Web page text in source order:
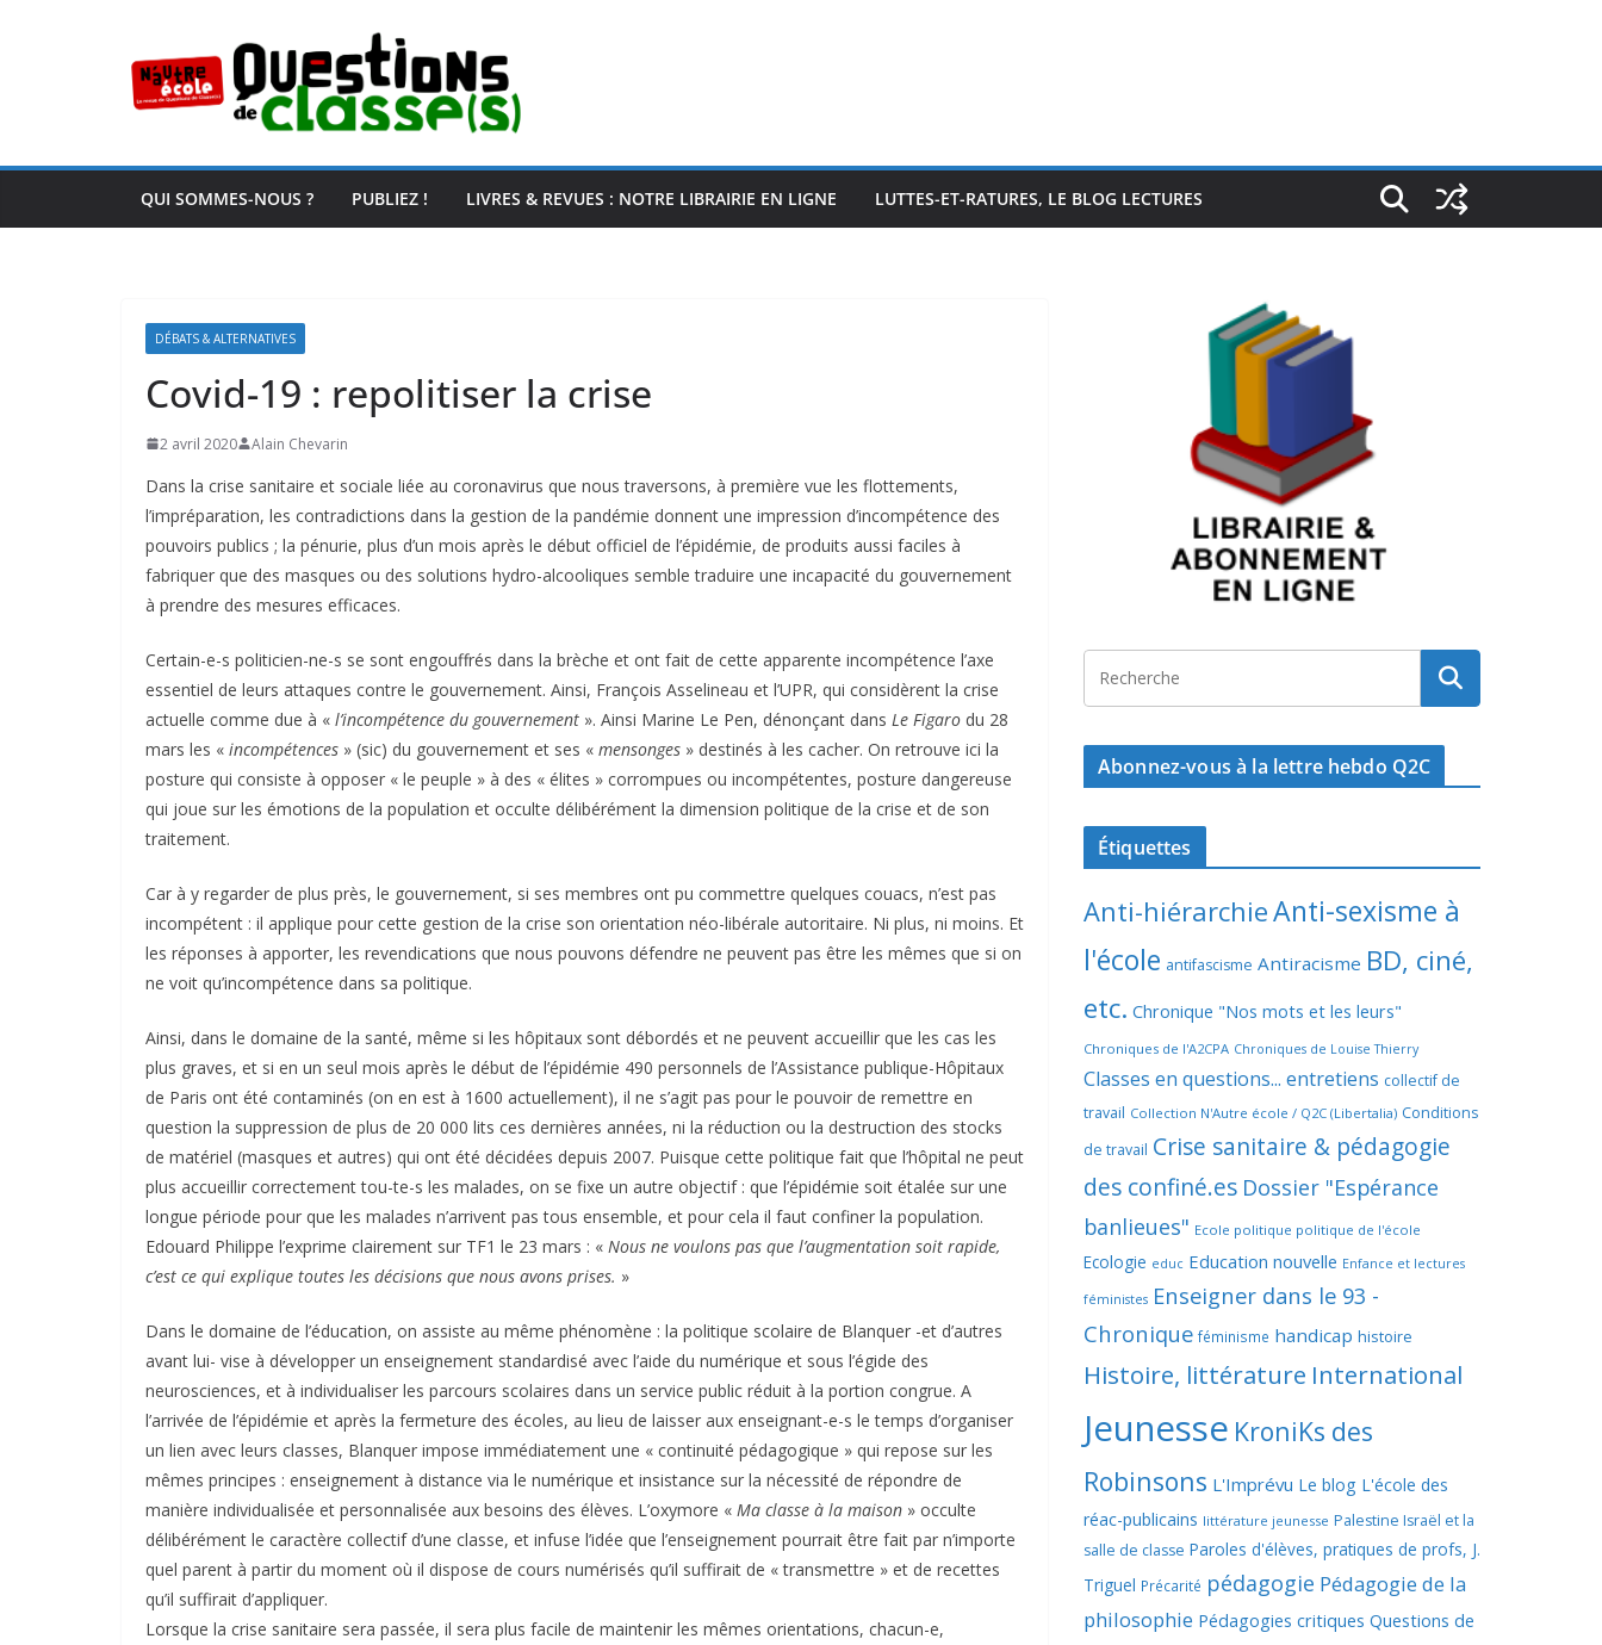
QUI SOMMES-NOUS ? PUBLIEZ ! LIVRES & REVUES : NOTRE LIBRAIRIE EN LIGNE LUTTES-ET-RATURES, LE BLOG LECTURES
DÉBATS & ALTERNATIVES
Covid-19 : repolitiser la crise
2 avril 2020 Alain Chevarin
Dans la crise sanitaire et sociale liée au coronavirus que nous traversons, à première vue les flottements,
l’impréparation, les contradictions dans la gestion de la pandémie donnent une impression d’incompétence des
pouvoirs publics ; la pénurie, plus d’un mois après le début officiel de l’épidémie, de produits aussi faciles à
fabriquer que des masques ou des solutions hydro-alcooliques semble traduire une incapacité du gouvernement
à prendre des mesures efficaces.
Certain-e-s politicien-ne-s se sont engouffrés dans la brèche et ont fait de cette apparente incompétence l’axe
essentiel de leurs attaques contre le gouvernement. Ainsi, François Asselineau et l’UPR, qui considèrent la crise
actuelle comme due à « l’incompétence du gouvernement ». Ainsi Marine Le Pen, dénonçant dans Le Figaro du 28
mars les « incompétences » (sic) du gouvernement et ses « mensonges » destinés à les cacher. On retrouve ici la
posture qui consiste à opposer « le peuple » à des « élites » corrompues ou incompétentes, posture dangereuse
qui joue sur les émotions de la population et occulte délibérément la dimension politique de la crise et de son
traitement.
Car à y regarder de plus près, le gouvernement, si ses membres ont pu commettre quelques couacs, n’est pas
incompétent : il applique pour cette gestion de la crise son orientation néo-libérale autoritaire. Ni plus, ni moins. Et
les réponses à apporter, les revendications que nous pouvons défendre ne peuvent pas être les mêmes que si on
ne voit qu’incompétence dans sa politique.
Ainsi, dans le domaine de la santé, même si les hôpitaux sont débordés et ne peuvent accueillir que les cas les
plus graves, et si en un seul mois après le début de l’épidémie 490 personnels de l’Assistance publique-Hôpitaux
de Paris ont été contaminés (on en est à 1600 actuellement), il ne s’agit pas pour le pouvoir de remettre en
question la suppression de plus de 20 000 lits ces dernières années, ni la réduction ou la destruction des stocks
de matériel (masques et autres) qui ont été décidées depuis 2007. Puisque cette politique fait que l’hôpital ne peut
plus accueillir correctement tou-te-s les malades, on se fixe un autre objectif : que l’épidémie soit étalée sur une
longue période pour que les malades n’arrivent pas tous ensemble, et pour cela il faut confiner la population.
Edouard Philippe l’exprime clairement sur TF1 le 23 mars : « Nous ne voulons pas que l’augmentation soit rapide,
c’est ce qui explique toutes les décisions que nous avons prises. »
Dans le domaine de l’éducation, on assiste au même phénomène : la politique scolaire de Blanquer -et d’autres
avant lui- vise à développer un enseignement standardisé avec l’aide du numérique et sous l’égide des
neurosciences, et à individualiser les parcours scolaires dans un service public réduit à la portion congrue. A
l’arrivée de l’épidémie et après la fermeture des écoles, au lieu de laisser aux enseignant-e-s le temps d’organiser
un lien avec leurs classes, Blanquer impose immédiatement une « continuité pédagogique » qui repose sur les
mêmes principes : enseignement à distance via le numérique et insistance sur la nécessité de répondre de
manière individualisée et personnalisée aux besoins des élèves. L’oxymore « Ma classe à la maison » occulte
délibérément le caractère collectif d’une classe, et infuse l’idée que l’enseignement pourrait être fait par n’importe
quel parent à partir du moment où il dispose de cours numérisés qu’il suffirait de « transmettre » et de recettes
qu’il suffirait d’appliquer.
Lorsque la crise sanitaire sera passée, il sera plus facile de maintenir les mêmes orientations, chacun-e,
Abonnez-vous à la lettre hebdo Q2C
Étiquettes
Anti-hiérarchieAnti-sexisme à
l'école antifascisme Antiracisme BD, ciné,
etc. Chronique "Nos mots et les leurs"
Chroniques de l'A2CPA Chroniques de Louise Thierry
Classes en questions... entretiens collectif de
travail Collection N'Autre école / Q2C (Libertalia) Conditions
de travail Crise sanitaire & pédagogie
des confiné.es Dossier "Espérance
banlieues" Ecole politique politique de l'école
Ecologie educ Education nouvelle Enfance et lectures
féministes Enseigner dans le 93 -
Chronique féminisme handicap histoire
Histoire, littérature International
Jeunesse KroniKs des
Robinsons L'Imprévu Le blog L'école des
réac-publicains littérature jeunesse Palestine Israël et la
salle de classe Paroles d'élèves, pratiques de profs, J.
Triguel Précarité pédagogie Pédagogie de la
philosophie Pédagogies critiques Questions de